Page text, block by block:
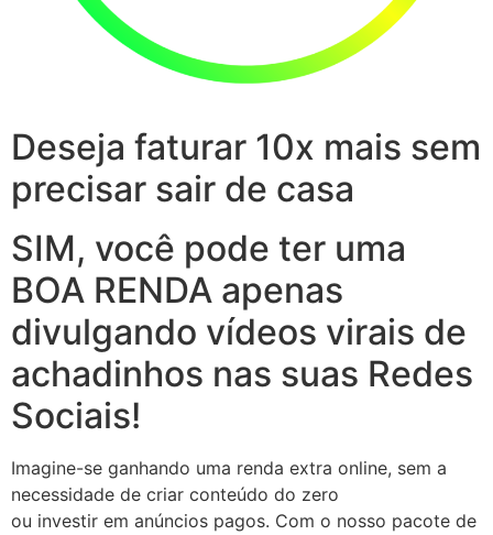
Deseja faturar 10x mais sem
precisar sair de casa
SIM, você pode ter uma
BOA RENDA apenas
divulgando vídeos virais de
achadinhos nas suas Redes
Sociais!
Imagine-se ganhando uma renda extra online, sem a
necessidade de criar conteúdo do zero
ou investir em anúncios pagos. Com o nosso pacote de